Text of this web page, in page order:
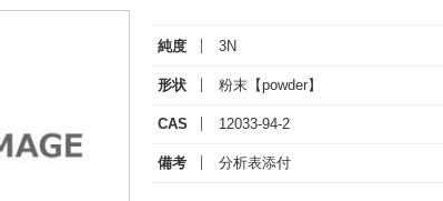
純度 3N
形状 粉末 【powder】
CAS 12033-94-2
備考 分析表添付